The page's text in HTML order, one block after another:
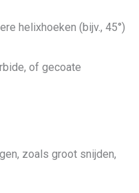
helixhoeken (bijv., 45°)
of gecoate
zoals groot snijden,